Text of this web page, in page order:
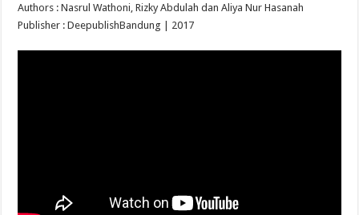
Authors :Nasrul Wathoni, Rizky Abdulah dan Aliya Nur Hasanah
Publisher :DeepublishBandung | 2017